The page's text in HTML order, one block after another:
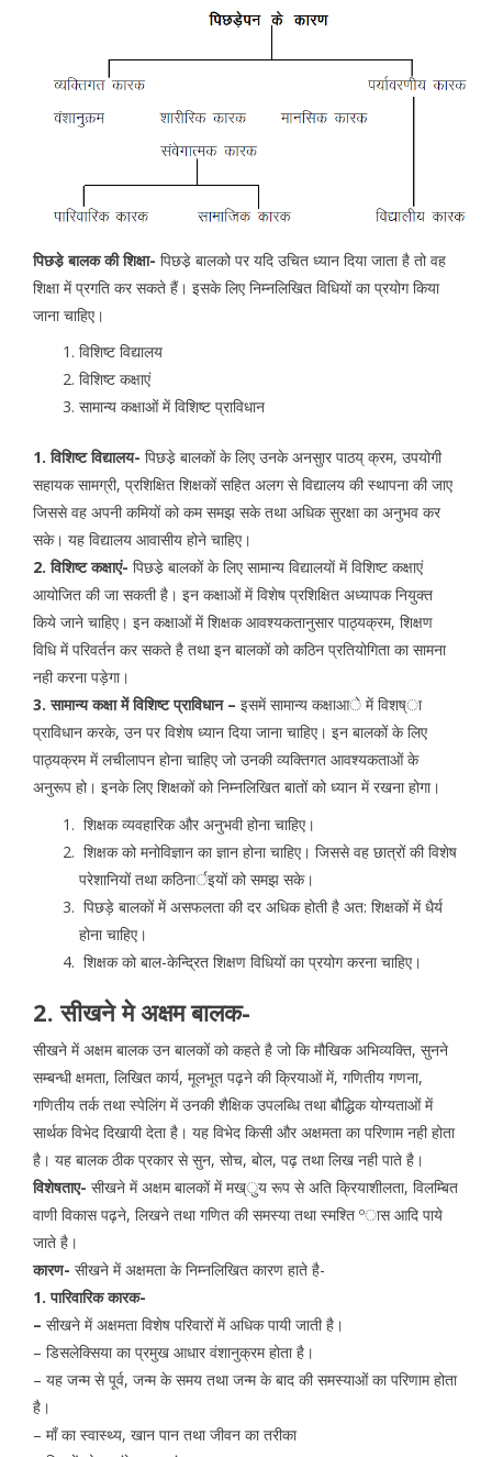
पिछडे़ बालक की शिक्षा- पिछडे़ बालको पर यदि उचित ध्यान दिया जाता है तो वह
शिक्षा में प्रगति कर सकते हैं। इसके लिए निम्नलिखित विधियों का प्रयोग किया
जाना चाहिए।
विशिष्ट विद्यालय
विशिष्ट कक्षाएं
सामान्य कक्षाओं में विशिष्ट प्राविधान
1. विशिष्ट विद्यालय- पिछडे़ बालकों के लिए उनके अनसुार पाठय् क्रम, उपयोगी
सहायक सामग्री, प्रशिक्षित शिक्षकों सहित अलग से विद्यालय की स्थापना की जाए
जिससे वह अपनी कमियों को कम समझ सके तथा अधिक सुरक्षा का अनुभव कर
सके। यह विद्यालय आवासीय होने चाहिए।
2. विशिष्ट कक्षाएं- पिछडे़ बालकों के लिए सामान्य विद्यालयाें में विशिष्ट कक्षाएं
आयोजित की जा सकती है। इन कक्षाओं में विशेष प्रशिक्षित अध्यापक नियुक्त
किये जाने चाहिए। इन कक्षाओं में शिक्षक आवश्यकतानुसार पाठ्यक्रम, शिक्षण
विधि में परिवर्तन कर सकते है तथा इन बालकों को कठिन प्रतियोगिता का सामना
नही करना पड़ेगा।
3. सामान्य कक्षा में विशिष्ट प्राविधान – इसमें सामान्य कक्षाआे में विशष्ा
प्राविधान करके, उन पर विशेष ध्यान दिया जाना चाहिए। इन बालकों के लिए
पाठ्यक्रम में लचीलापन होना चाहिए जो उनकी व्यक्तिगत आवश्यकताओं के
अनुरूप हो। इनके लिए शिक्षकों को निम्नलिखित बातों को ध्यान में रखना होगा।
शिक्षक व्यवहारिक और अनुभवी होना चाहिए।
शिक्षक को मनोविज्ञान का ज्ञान होना चाहिए। जिससे वह छात्रों की विशेष
परेशानियों तथा कठिनार्इयों को समझ सके।
पिछड़े बालकों में असफलता की दर अधिक होती है अत: शिक्षकों में धैर्य
होना चाहिए।
शिक्षक को बाल-केन्द्रित शिक्षण विधियों का प्रयोग करना चाहिए।
2. सीखने मे अक्षम बालक-
सीखने में अक्षम बालक उन बालकों को कहते है जो कि मौखिक अभिव्यक्ति, सुनने
सम्बन्धी क्षमता, लिखित कार्य, मूलभूत पढ़ने की क्रियाओं में, गणितीय गणना,
गणितीय तर्क तथा स्पेलिंग में उनकी शैक्षिक उपलब्धि तथा बौद्धिक योग्यताओं में
सार्थक विभेद दिखायी देता है। यह विभेद किसी और अक्षमता का परिणाम नही होता
है। यह बालक ठीक प्रकार से सुन, सोच, बोल, पढ़ तथा लिख नही पाते है।
विशेषताए- सीखने में अक्षम बालकों में मख्ुय रूप से अति क्रियाशीलता, विलम्बित
वाणी विकास पढ़ने, लिखने तथा गणित की समस्या तथा स्मश्ति ºास आदि पाये
जाते है।
कारण- सीखने में अक्षमता के निम्नलिखित कारण हाते है-
1. पारिवारिक कारक-
– सीखने में अक्षमता विशेष परिवारों में अधिक पायी जाती है।
– डिसलेक्सिया का प्रमुख आधार वंशानुक्रम होता है।
– यह जन्म से पूर्व, जन्म के समय तथा जन्म के बाद की समस्याओं का परिणाम होता
है।
– माँ का स्वास्थ्य, खान पान तथा जीवन का तरीका